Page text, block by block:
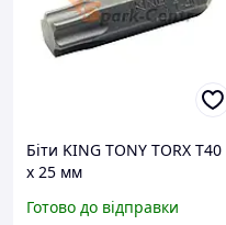
Біти KING TONY TORX T40
х 25 мм
Готово до відправки